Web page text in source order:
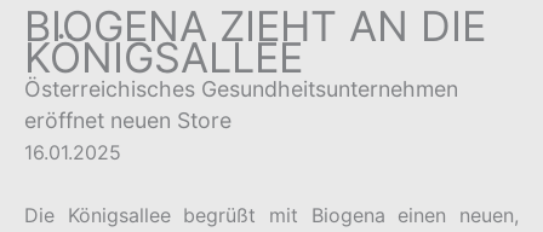
BIOGENA ZIEHT AN DIE
KÖNIGSALLEE
Österreichisches Gesundheitsunternehmen
eröffnet neuen Store
16.01.2025
Die Königsallee begrüßt mit Biogena einen neuen,